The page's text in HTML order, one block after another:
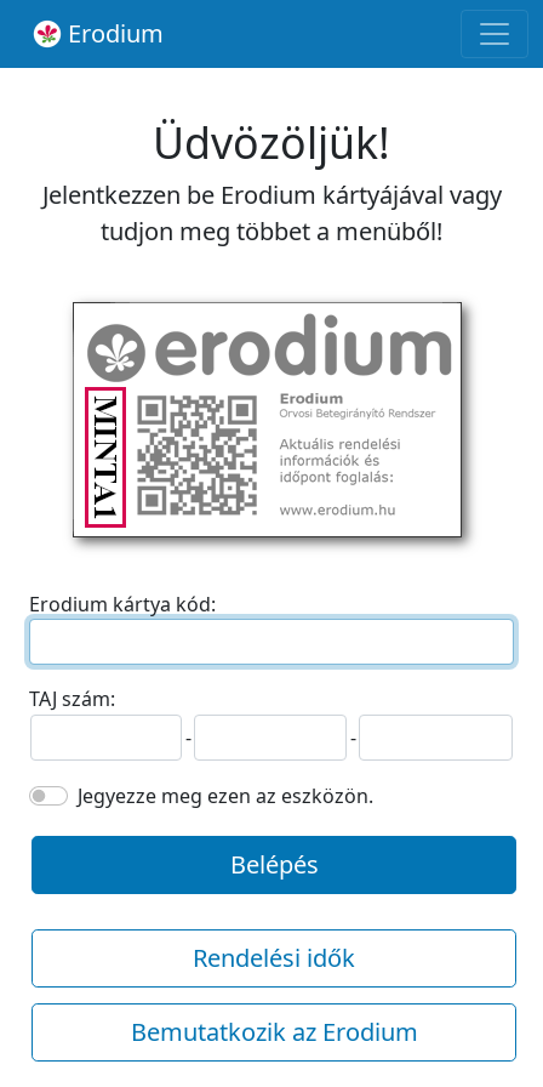
Erodium
Üdvözöljük!
Jelentkezzen be Erodium kártyájával vagy
tudjon meg többet a menüből!
Erodium kártya kód:
TAJ szám:
-
-
Jegyezze meg ezen az eszközön.
Belépés
Rendelési idők
Bemutatkozik az Erodium